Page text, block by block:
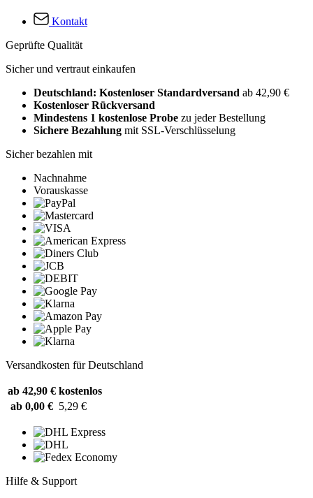
Kontakt
Geprüfte Qualität
Sicher und vertraut einkaufen
Deutschland: Kostenloser Standardversand ab 42,90 €
Kostenloser Rückversand
Mindestens 1 kostenlose Probe zu jeder Bestellung
Sichere Bezahlung mit SSL-Verschlüsselung
Sicher bezahlen mit
Nachnahme
Vorauskasse
Versandkosten für Deutschland
ab 42,90 € kostenlos
ab 0,00 € 5,29 €
Hilfe & Support